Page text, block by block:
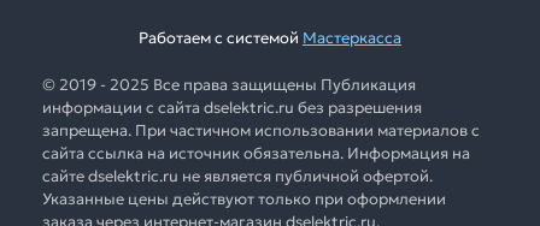
Работаем с системой Мастеркасса
© 2019 - 2025 Все права защищены Публикация
информации с сайта dselektric.ru без разрешения
запрещена. При частичном использовании материалов с
сайта ссылка на источник обязательна. Информация на
сайте dselektric.ru не является публичной офертой.
Указанные цены действуют только при оформлении
заказа через интернет-магазин dselektric.ru.